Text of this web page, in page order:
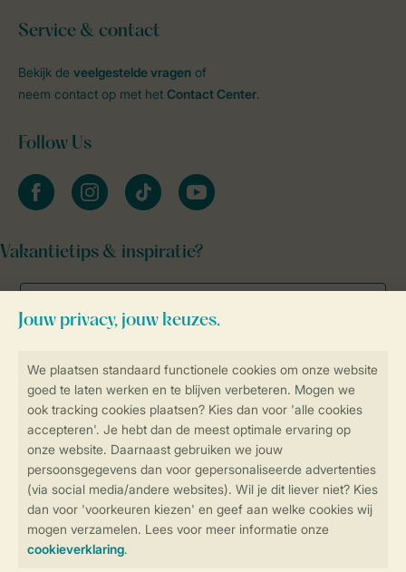
Controle over jouw gegevens &
Veilig en snel online boeken
Veilige gegevensoverdracht
Veilige betaling
Service & contact
Bekijk de veelgestelde vragen of
neem contact op met het Contact Center.
Follow Us
facebookinstagramtiktok youtube
Vakantietips & inspiratie?